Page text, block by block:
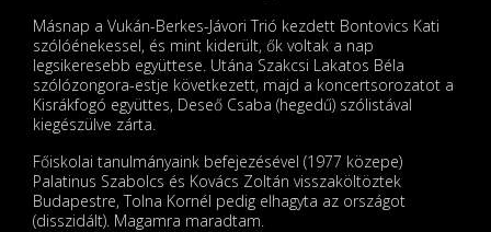
Másnap a Vukán-Berkes-Jávori Trió kezdett Bontovics Kati
szólóénekessel, és mint kiderült, ők voltak a nap
legsikeresebb együttese. Utána Szakcsi Lakatos Béla
szólózongora-estje következett, majd a koncertsorozatot a
Kisrákfogó együttes, Deseő Csaba (hegedű) szólistával
kiegészülve zárta.
Főiskolai tanulmányaink befejezésével (1977 közepe)
Palatinus Szabolcs és Kovács Zoltán visszaköltöztek
Budapestre, Tolna Kornél pedig elhagyta az országot
(disszidált). Magamra maradtam.